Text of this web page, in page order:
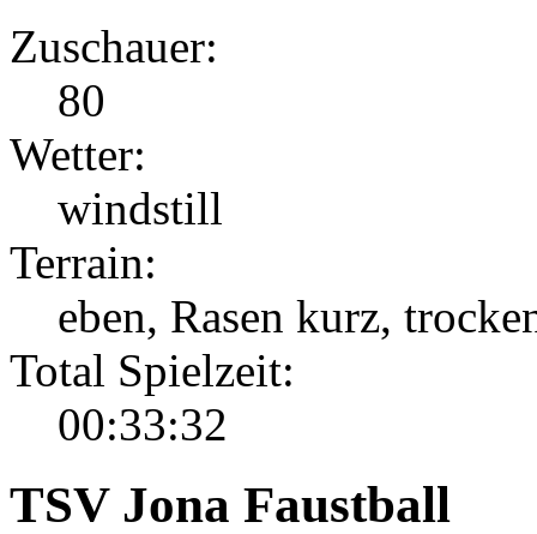
Zuschauer:
80
Wetter:
windstill
Terrain:
eben, Rasen kurz,
Total Spielzeit:
00:33:32
TSV Jona Faustball